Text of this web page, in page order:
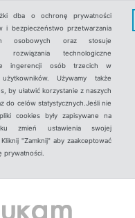
dba o ochronę prywatności
i bezpieczeństwo przetwarzania
osobowych oraz stosuje
rozwiązania technologiczne
ingerencji osób trzecich w
Używamy także
by ułatwić korzystanie z naszych
do celów statystycznych.Jeśli nie
cookies były zapisywane na
zmień ustawienia swojej
"Zamknij" aby zaakceptować
prywatności.